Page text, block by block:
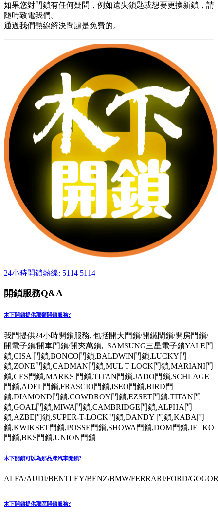
如果您對門鎖有任何疑問，例如遺失鎖匙或想要更換新鎖，請
隨時致電我們。
通過我們熱線解決問題是免費的。
24小時開鎖熱線: 5114 5114
開鎖服務Q&A
木下開鎖提供那類開鎖服務?
我門提供24小時開鎖服務, 包括開大門鎖/開鐵閘鎖/開房門鎖/
開電子鎖/開車門鎖/開夾萬鎖, SAMSUNG三星電子鎖YALE門
鎖,CISA 門鎖,BONCO門鎖,BALDWIN門鎖,LUCKY門
鎖,ZONE門鎖,CADMAN門鎖,MUL T LOCK門鎖,MARIANI門
鎖,CES門鎖,MARKS 門鎖,TITAN門鎖,JADO門鎖,SCHLAGE
門鎖,ADEL門鎖,FRASCIO門鎖,ISEO門鎖,BIRD門
鎖,DIAMOND門鎖,COWDROY門鎖,EZSET門鎖;TITAN門
鎖,GOAL門鎖,MIWA門鎖,CAMBRIDGE門鎖,ALPHA門
鎖,AZBE門鎖,SUPER-T-LOCK門鎖,DANDY 門鎖,KABA門
鎖,KWIKSET門鎖,POSSE門鎖,SHOWA門鎖,DOM門鎖,JETKO
門鎖,BKS門鎖,UNION門鎖
木下開鎖可以為那品牌汽車開鎖?
ALFA/AUDI/BENTLEY/BENZ/BMW/FERRARI/FORD/
木下開鎖提供那區開鎖服務?